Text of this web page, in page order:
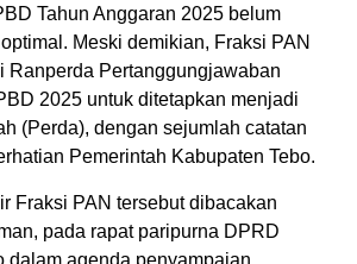
Tahun Anggaran 2025 belum
Meski demikian, Fraksi PAN
Ranperda Pertanggungjawaban
2025 untuk ditetapkan menjadi
(Perda), dengan sejumlah catatan
Pemerintah Kabupaten Tebo.
Fraksi PAN tersebut dibacakan
pada rapat paripurna DPRD